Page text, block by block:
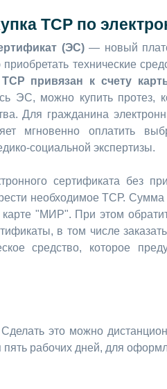
ТСР по
(ЭС)— новый
технические
привязан к счету
ЭС, можно купить протез,
Для гражданина
мгновенно оплатить
социальной экспертизы.
сертификата без
необходимое ТСР. Сумма
карте "МИР". При этом
в том числе
средство, которое
это можно
рабочих дней, для